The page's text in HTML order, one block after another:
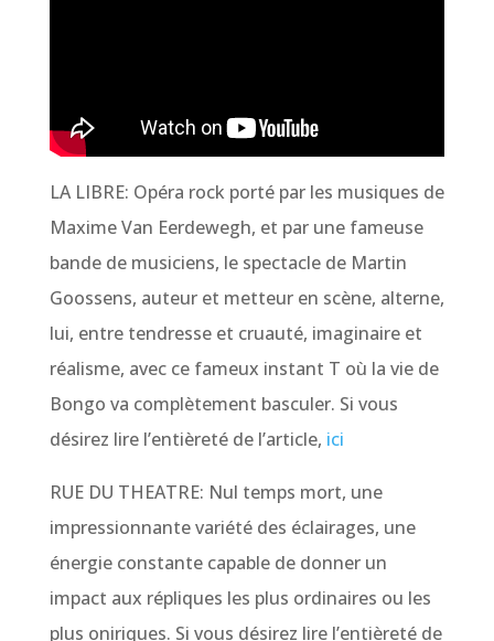
LA LIBRE: Opéra rock porté par les musiques de
Maxime Van Eerdewegh, et par une fameuse
bande de musiciens, le spectacle de Martin
Goossens, auteur et metteur en scène, alterne,
lui, entre tendresse et cruauté, imaginaire et
réalisme, avec ce fameux instant T où la vie de
Bongo va complètement basculer. Si vous
désirez lire l’entièreté de l’article, ici
RUE DU THEATRE: Nul temps mort, une
impressionnante variété des éclairages, une
énergie constante capable de donner un
impact aux répliques les plus ordinaires ou les
plus oniriques. Si vous désirez lire l’entièreté de